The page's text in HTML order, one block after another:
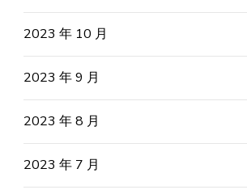
2023 年 10 月
2023 年 9 月
2023 年 8 月
2023 年 7 月